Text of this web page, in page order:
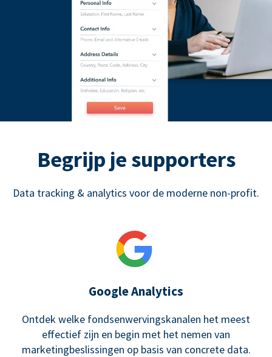
Begrijp je supporters
Data tracking & analytics voor de moderne non-profit.
Google Analytics
Ontdek welke fondsenwervingskanalen het meest
effectief zijn en begin met het nemen van
marketingbeslissingen op basis van concrete data.